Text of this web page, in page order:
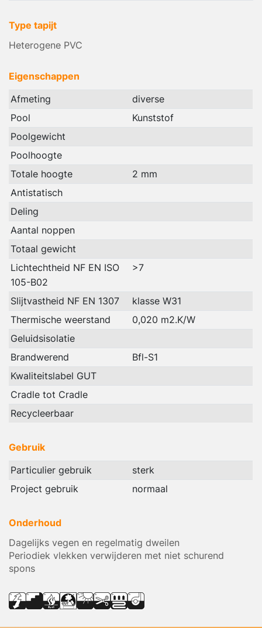
Type tapijt
Heterogene PVC
Eigenschappen
Afmeting
diverse
Pool
Kunststof
Poolgewicht
Poolhoogte
Totale hoogte
2 mm
Antistatisch
Deling
Aantal noppen
Totaal gewicht
Lichtechtheid NF EN ISO
105-B02
>7
Slijtvastheid NF EN 1307
klasse W31
Thermische weerstand
0,020 m2.K/W
Geluidsisolatie
Brandwerend
Bfl-S1
Kwaliteitslabel GUT
Cradle tot Cradle
Recycleerbaar
Gebruik
Particulier gebruik
sterk
Project gebruik
normaal
Onderhoud
Dagelijks vegen en regelmatig dweilen
Periodiek vlekken verwijderen met niet schurend
spons